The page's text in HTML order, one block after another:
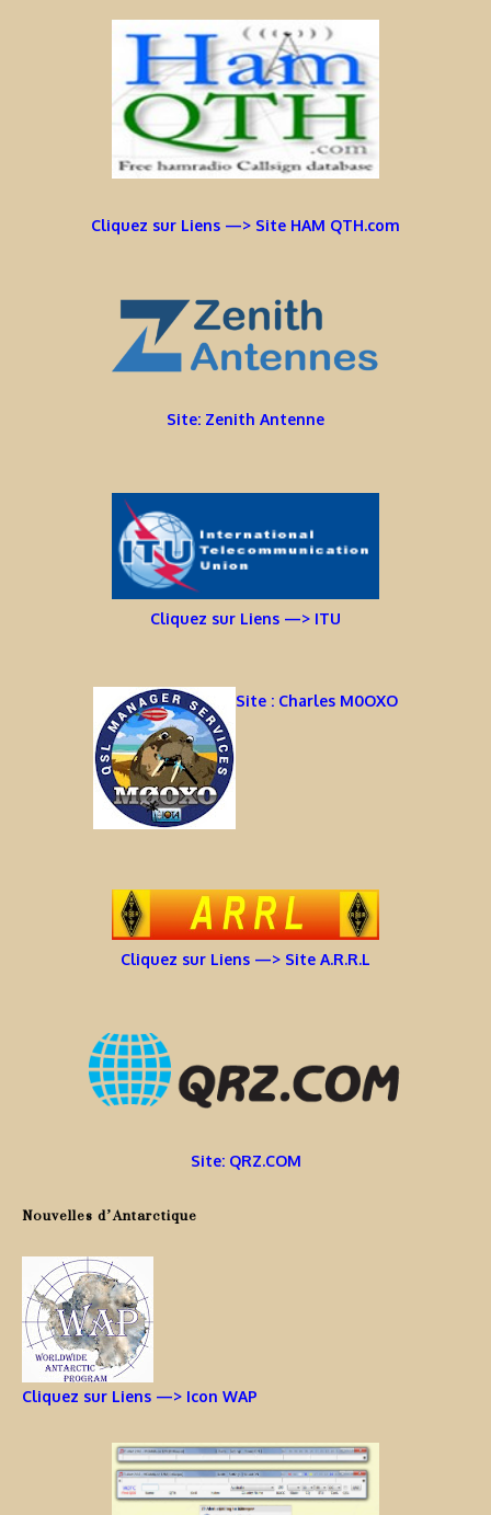
Cliquez sur Liens —> Site HAM QTH.com
Site: Zenith Antenne
Cliquez sur Liens —> ITU
Site : Charles M0OXO
Cliquez sur Liens —> Site A.R.R.L
Site: QRZ.COM
Nouvelles d’Antarctique
Cliquez sur Liens —> Icon WAP